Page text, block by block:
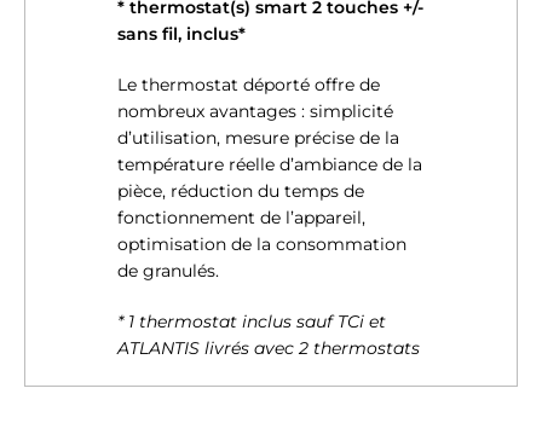
* thermostat(s) smart 2 touches +/-
sans fil, inclus*
Le thermostat déporté offre de
nombreux avantages : simplicité
d’utilisation, mesure précise de la
température réelle d’ambiance de la
pièce, réduction du temps de
fonctionnement de l’appareil,
optimisation de la consommation
de granulés.
* 1 thermostat inclus sauf TCi et
ATLANTIS livrés avec 2 thermostats